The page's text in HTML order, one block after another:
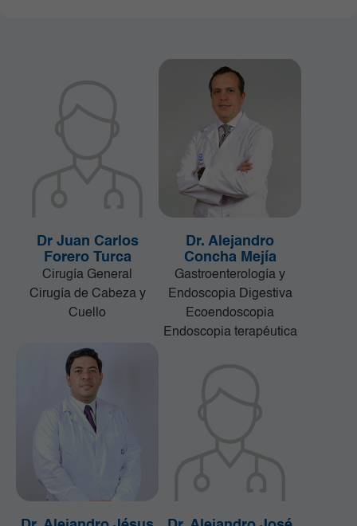
Dr Juan Carlos
Forero Turca
Cirugía General
Cirugía de Cabeza y
Cuello
Dr. Alejandro
Concha Mejía
Gastroenterología y
Endoscopia Digestiva
Ecoendoscopia
Endoscopia terapéutica